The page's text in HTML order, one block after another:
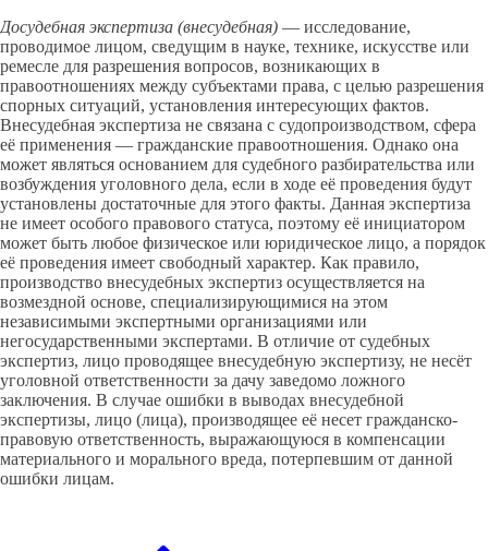
Досудебная экспертиза (внесудебная) — исследование,
проводимое лицом, сведущим в науке, технике, искусстве или
ремесле для разрешения вопросов, возникающих в
правоотношениях между субъектами права, с целью разрешения
спорных ситуаций, установления интересующих фактов.
Внесудебная экспертиза не связана с судопроизводством, сфера
её применения — гражданские правоотношения. Однако она
может являться основанием для судебного разбирательства или
возбуждения уголовного дела, если в ходе её проведения будут
установлены достаточные для этого факты. Данная экспертиза
не имеет особого правового статуса, поэтому её инициатором
может быть любое физическое или юридическое лицо, а порядок
её проведения имеет свободный характер. Как правило,
производство внесудебных экспертиз осуществляется на
возмездной основе, специализирующимися на этом
независимыми экспертными организациями или
негосударственными экспертами. В отличие от судебных
экспертиз, лицо проводящее внесудебную экспертизу, не несёт
уголовной ответственности за дачу заведомо ложного
заключения. В случае ошибки в выводах внесудебной
экспертизы, лицо (лица), производящее её несет гражданско-
правовую ответственность, выражающуюся в компенсации
материального и морального вреда, потерпевшим от данной
ошибки лицам.